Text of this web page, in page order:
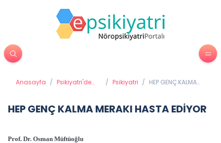
Anasayfa / Psikiyatri'de
/ Psikiyatri / HEP GENÇ KALMA
HEP GENÇ KALMA MERAKI HASTA EDİYOR
Prof. Dr. Osman Müftüoğlu